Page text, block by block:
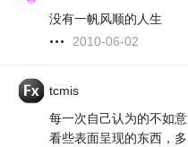
没有一帆风顺的人生
2010-06-02
tcmis
每一次自己认为的不如
看些表面呈现的东西，